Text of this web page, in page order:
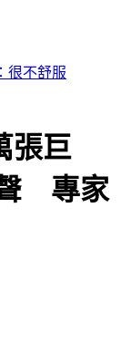
槓龜
張巨
聲 專家